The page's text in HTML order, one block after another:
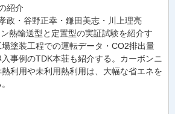
紹介
政・谷野正幸・鎌田美志・川上理亮
熱輸送型と定置型の実証試験を紹介す
塗装工程での運転データ・CO2排出量
事例のTDK本荘も紹介する。カーボンニ
利用や未利用熱利用は、大幅な省エネを